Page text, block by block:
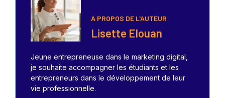
A PROPOS DE L'AUTEUR
Lisette Elouan
Jeune entrepreneuse dans le marketing digital,
je souhaite accompagner les étudiants et les
entrepreneurs dans le développement de leur
vie professionnelle.